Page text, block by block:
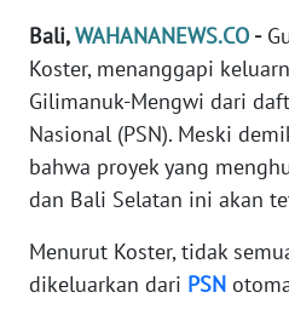
Bali,WAHANANEWS.CO -
Koster, menanggapi
Gilimanuk-Mengwi dari
Nasional (PSN). Meski
bahwa proyek yang
dan Bali Selatan ini akan
Menurut Koster, tidak
dikeluarkan dari PSN
REDAKSI
KARIR
DISCLAIMER
Wahana
News